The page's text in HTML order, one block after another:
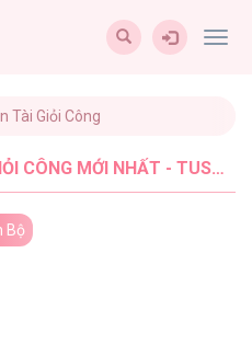
Tài Giỏi Công
NHẤT - TUSACHXINHXINH (1)
Bộ